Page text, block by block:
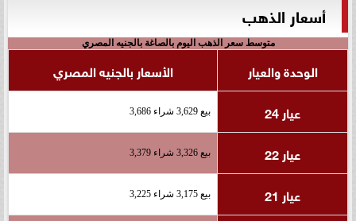
أسعار الذهب
متوسط سعر الذهب اليوم بالصاغة بالجنيه المصري
الوحدة والعيار
الأسعار بالجنيه المصري
عيار 24
بيع 3,629 شراء 3,686
عيار 22 بيع 3,326 شراء 3,379
عيار 21 بيع 3,175 شراء 3,225